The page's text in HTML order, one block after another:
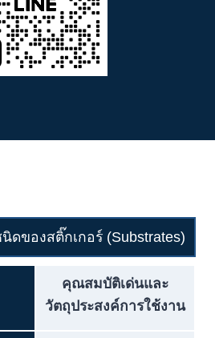
ดของสติ๊กเกอร์ (Substrates)
คุณสมบัติเด่นและ
วัตถุประสงค์การใช้งาน